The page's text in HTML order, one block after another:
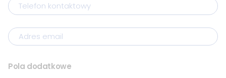
Telefon kontaktowy
Adres email
Pola dodatkowe